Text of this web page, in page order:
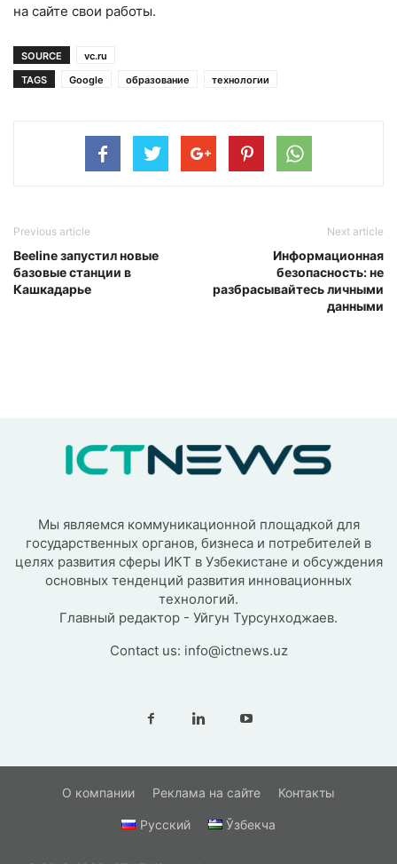
на сайте свои работы.
SOURCE
vc.ru
TAGS
Google образование технологии
Previous article
Beeline запустил новые
базовые станции в
Кашкадарье
Next article
Информационная
безопасность: не
разбрасывайтесь личными
данными
Мы являемся коммуникационной площадкой для
государственных органов, бизнеса и потребителей в
целях развития сферы ИКТ в Узбекистане и обсуждения
основных тенденций развития инновационных
технологий.
Главный редактор - Уйгун Турсунходжаев.
Contact us: info@ictnews.uz
О компании Реклама на сайте Контакты
Русский Ўзбекча